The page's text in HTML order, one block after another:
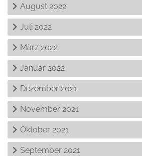
August 2022
Juli 2022
März 2022
Januar 2022
Dezember 2021
November 2021
Oktober 2021
September 2021